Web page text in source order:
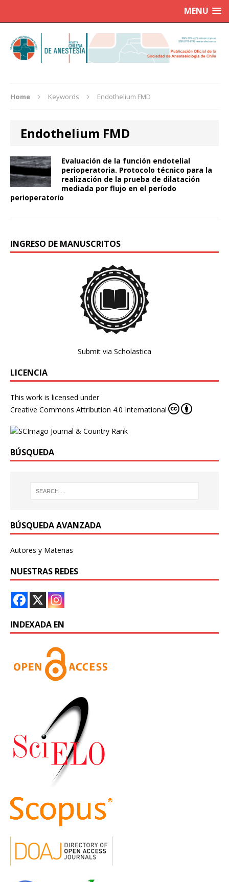
MENU
Home Keywords Endothelium FMD
Endothelium FMD
Evaluación de la función endotelial
perioperatoria. Protocolo técnico para la
realización de la prueba de dilatación
mediada por flujo en el período
perioperatorio
INGRESO DE MANUSCRITOS
Submit via Scholastica
LICENCIA
This work is licensed under
Creative Commons Attribution 4.0 International
BÚSQUEDA
BÚSQUEDA AVANZADA
Autores y Materias
NUESTRAS REDES
INDEXADA EN